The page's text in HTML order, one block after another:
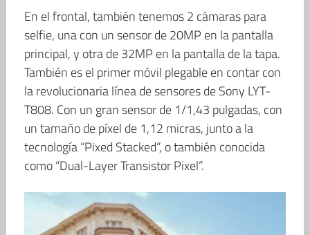
En el frontal, también tenemos 2 cámaras para
selfie, una con un sensor de 20MP en la pantalla
principal, y otra de 32MP en la pantalla de la tapa.
También es el primer móvil plegable en contar con
la revolucionaria línea de sensores de Sony LYT-
T808. Con un gran sensor de 1/1,43 pulgadas, con
un tamaño de píxel de 1,12 micras, junto a la
tecnología “Pixed Stacked”, o también conocida
como “Dual-Layer Transistor Pixel”.